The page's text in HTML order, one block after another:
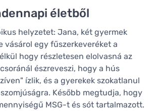
életből
helyzetet: Jana, két gyermek
vásárol egy fűszerkeveréket a
hogy részletesen elolvasná az
észreveszi, hogy a hús
ízlik, és a gyerekek szokatlanul
Később megtudja, hogy
MSG-t és sót tartalmazott.